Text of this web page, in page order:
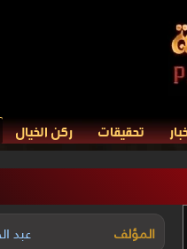
تحقيقات ركن الخيال
المؤلف
عبد